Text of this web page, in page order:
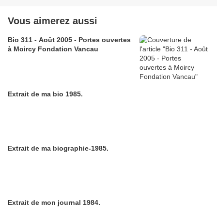
Vous aimerez aussi
Bio 311 - Août 2005 - Portes ouvertes
à Moircy Fondation Vancau
Extrait de ma bio 1985.
Extrait de ma biographie-1985.
Extrait de mon journal 1984.